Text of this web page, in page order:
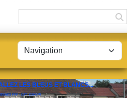
LES BLEUS ET BLANCS...
FFF - CAT. ESPOIR